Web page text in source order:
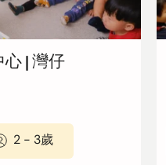
| 灣仔
2 - 3歲